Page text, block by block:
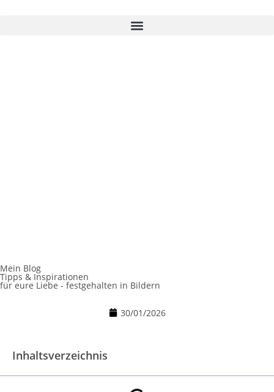
Mein Blog
Tipps & Inspirationen
für eure Liebe - festgehalten in Bildern
30/01/2026
Inhaltsverzeichnis